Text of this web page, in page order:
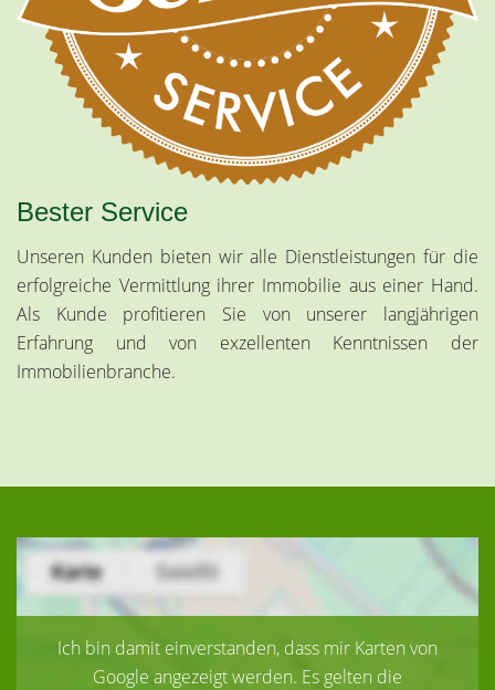
Bester Service
Unseren Kunden bieten wir alle Dienstleistungen für die
erfolgreiche Vermittlung ihrer Immobilie aus einer Hand.
Als Kunde profitieren Sie von unserer langjährigen
Erfahrung und von exzellenten Kenntnissen der
Immobilienbranche.
Ich bin damit einverstanden, dass mir Karten von
Google angezeigt werden. Es gelten die